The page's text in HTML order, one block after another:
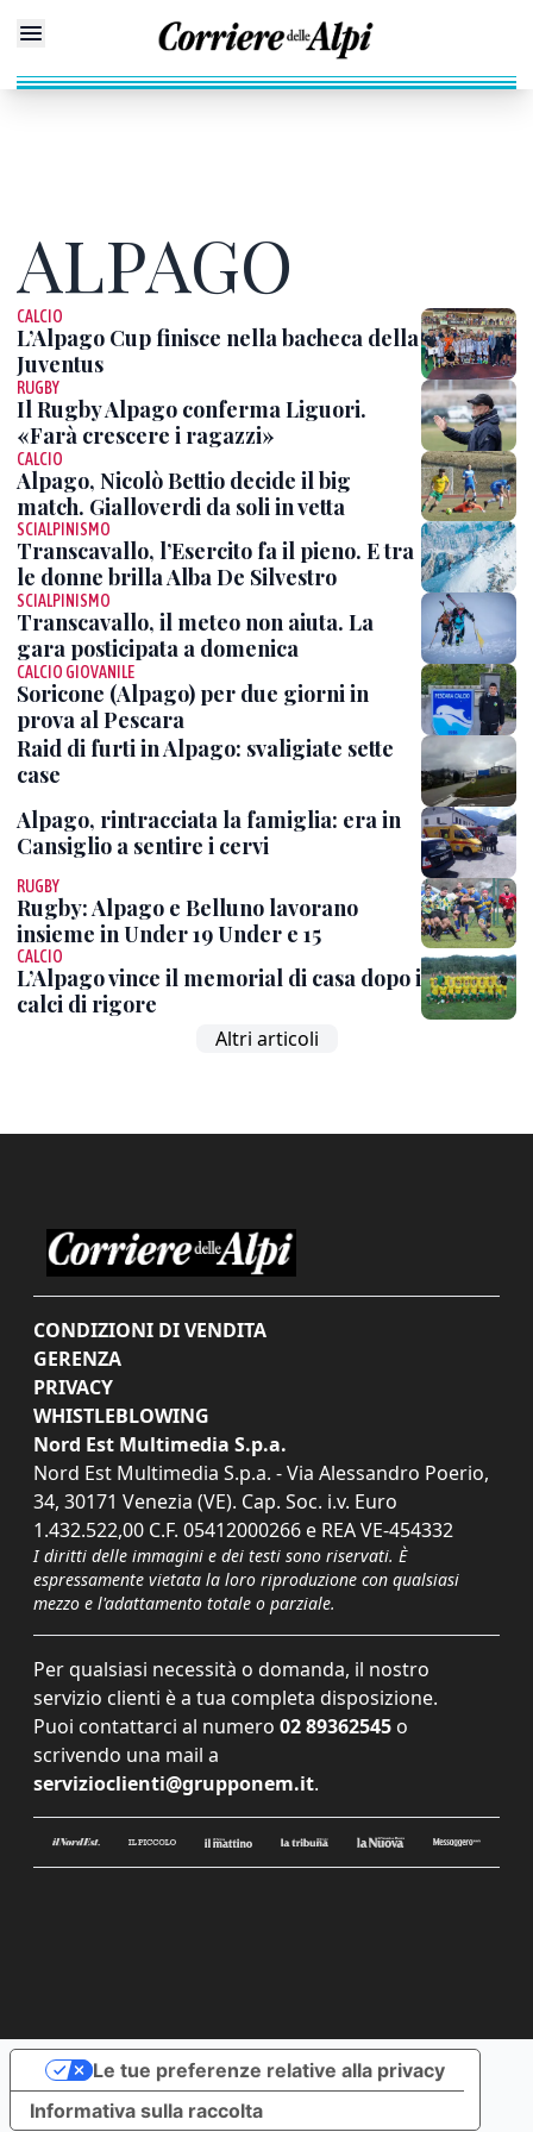
ALPAGO
CALCIO
L’Alpago Cup finisce nella bacheca della
Juventus
RUGBY
Il Rugby Alpago conferma Liguori.
«Farà crescere i ragazzi»
CALCIO
Alpago, Nicolò Bettio decide il big
match. Gialloverdi da soli in vetta
SCIALPINISMO
Transcavallo, l’Esercito fa il pieno. E tra
le donne brilla Alba De Silvestro
SCIALPINISMO
Transcavallo, il meteo non aiuta. La
gara posticipata a domenica
CALCIO GIOVANILE
Soricone (Alpago) per due giorni in
prova al Pescara
Raid di furti in Alpago: svaligiate sette
case
Alpago, rintracciata la famiglia: era in
Cansiglio a sentire i cervi
RUGBY
Rugby: Alpago e Belluno lavorano
insieme in Under 19 Under e 15
CALCIO
L’Alpago vince il memorial di casa dopo i
calci di rigore
Altri articoli
CONDIZIONI DI VENDITA
GERENZA
PRIVACY
WHISTLEBLOWING
Nord Est Multimedia S.p.a.
Nord Est Multimedia S.p.a. - Via Alessandro Poerio,
34, 30171 Venezia (VE). Cap. Soc. i.v. Euro
1.432.522,00 C.F. 05412000266 e REA VE-454332
I diritti delle immagini e dei testi sono riservati. È
espressamente vietata la loro riproduzione con qualsiasi
mezzo e l'adattamento totale o parziale.
Per qualsiasi necessità o domanda, il nostro
servizio clienti è a tua completa disposizione.
Puoi contattarci al numero 02 89362545 o
scrivendo una mail a
servizioclienti@grupponem.it.
Informativa sulla raccolta
Le tue preferenze relative alla privacy